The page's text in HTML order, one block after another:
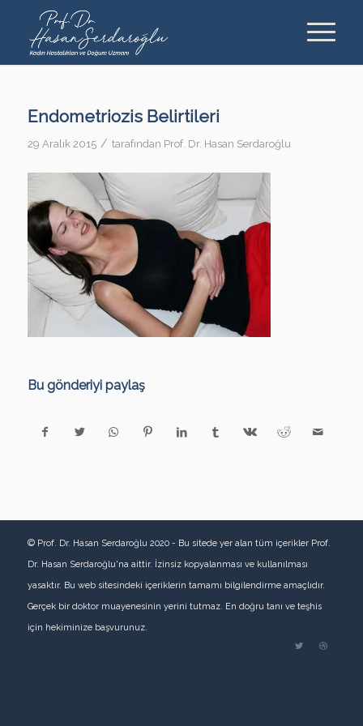
Endometriozis Belirtileri
29 Aralık 2015 / tarafından Prof. Dr. Hasan Serdaroğlu
Bu gönderiyi paylaş
© Prof. Dr. Hasan Serdaroğlu 2020 - Bu sitede yer alan tüm içerikler Prof.
Dr. Hasan Serdaroğlu'na aittir. İzinsiz kopyalanması ve kullanılması
yasaktır. Bu web sitesindeki içeriklerin tamamı bilgilendirme amaçlıdır.
Gerçek bir doktor muayenesinin yerini tutmaz. En doğru tanı ve teşhis
için hekiminize başvurunuz.